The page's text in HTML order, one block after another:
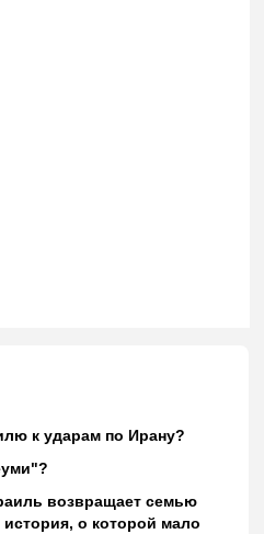
к ударам по Ирану?
возвращает семью
о которой мало